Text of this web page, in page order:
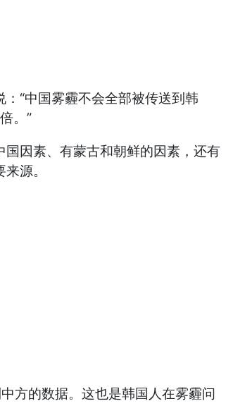
“中国雾霾不会全部被传送到韩
。”
因素、有蒙古和朝鲜的因素，还有
源。
方的数据。这也是韩国人在雾霾问